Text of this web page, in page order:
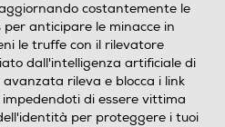
del prodotto
costantemente le
anticipare le minacce in
le truffe con il rilevatore
dall'intelligenza artificiale di
rileva e blocca i link
impedendoti di essere vittima
per proteggere i tuoi